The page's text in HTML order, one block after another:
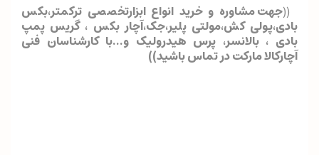
((جهت مشاوره و خرید انواع ابزارتخصصی ترکمتر،بکس
بادی،پولی کش،مولتی پلیر،جک،آچار بکس ، گریس پمپ
بادی ، بالانسر، پرس هیدرولیک و...با کارشناسان فنی
آچارکالا مارکت در تماس باشید))